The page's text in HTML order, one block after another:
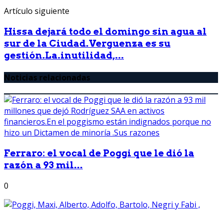
Artículo siguiente
Hissa dejará todo el domingo sin agua al
sur de la Ciudad.Verguenza es su
gestión.La.inutilidad,...
Noticias relacionadas
Ferraro: el vocal de Poggi que le dió la
razón a 93 mil...
0